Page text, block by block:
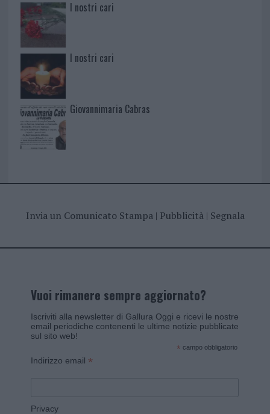
I nostri cari
I nostri cari
Giovannimaria Cabras
Invia un Comunicato Stampa| Pubblicità| Segnala
Vuoi rimanere sempre aggiornato?
Iscriviti alla newsletter di Gallura Oggi e ricevi le nostre
email periodiche contenenti le ultime notizie pubblicate
sul sito web!
* campo obbligatorio
Indirizzo email *
Privacy